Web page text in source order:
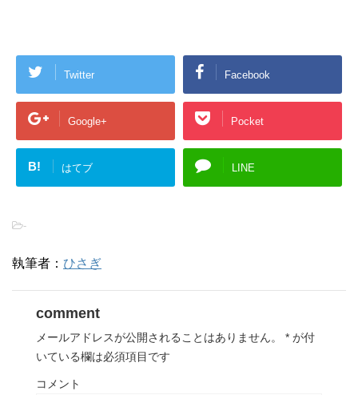
Twitter Facebook
Google+ Pocket
B! はてブ LINE
-
執筆者： ひさぎ
comment
メールアドレスが公開されることはありません。 * が付
いている欄は必須項目です
コメント